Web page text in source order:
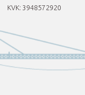
KVK: 3948572920